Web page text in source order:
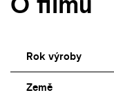
Rok výroby
Země